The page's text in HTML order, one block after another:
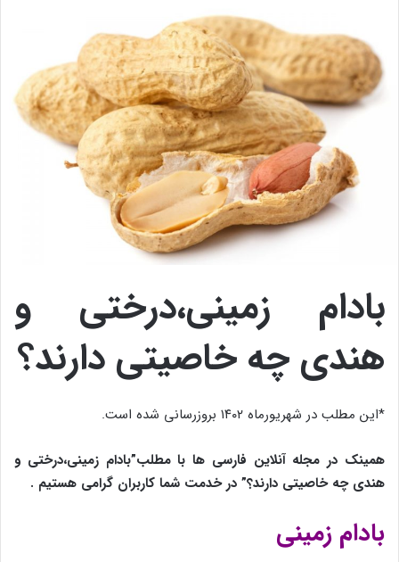
بادام زمینی،درختی و
هندی چه خاصیتی دارند؟
*این مطلب در شهریورماه ۱۴۰۲ بروزرسانی شده است.
همینک در مجله آنلاین فارسی ها با مطلب”بادام زمینی،درختی و
هندی چه خاصیتی دارند؟” در خدمت شما کاربران گرامی هستیم .
بادام زمینی